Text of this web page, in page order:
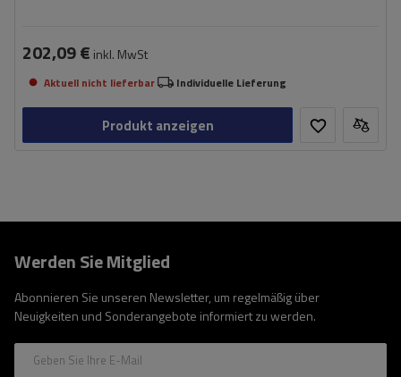
202,09 € inkl. MwSt
Aktuell nicht lieferbar Individuelle Lieferung
Produkt anzeigen
Werden Sie Mitglied
Abonnieren Sie unseren Newsletter, um regelmäßig über
Neuigkeiten und Sonderangebote informiert zu werden.
Geben Sie Ihre E-Mail